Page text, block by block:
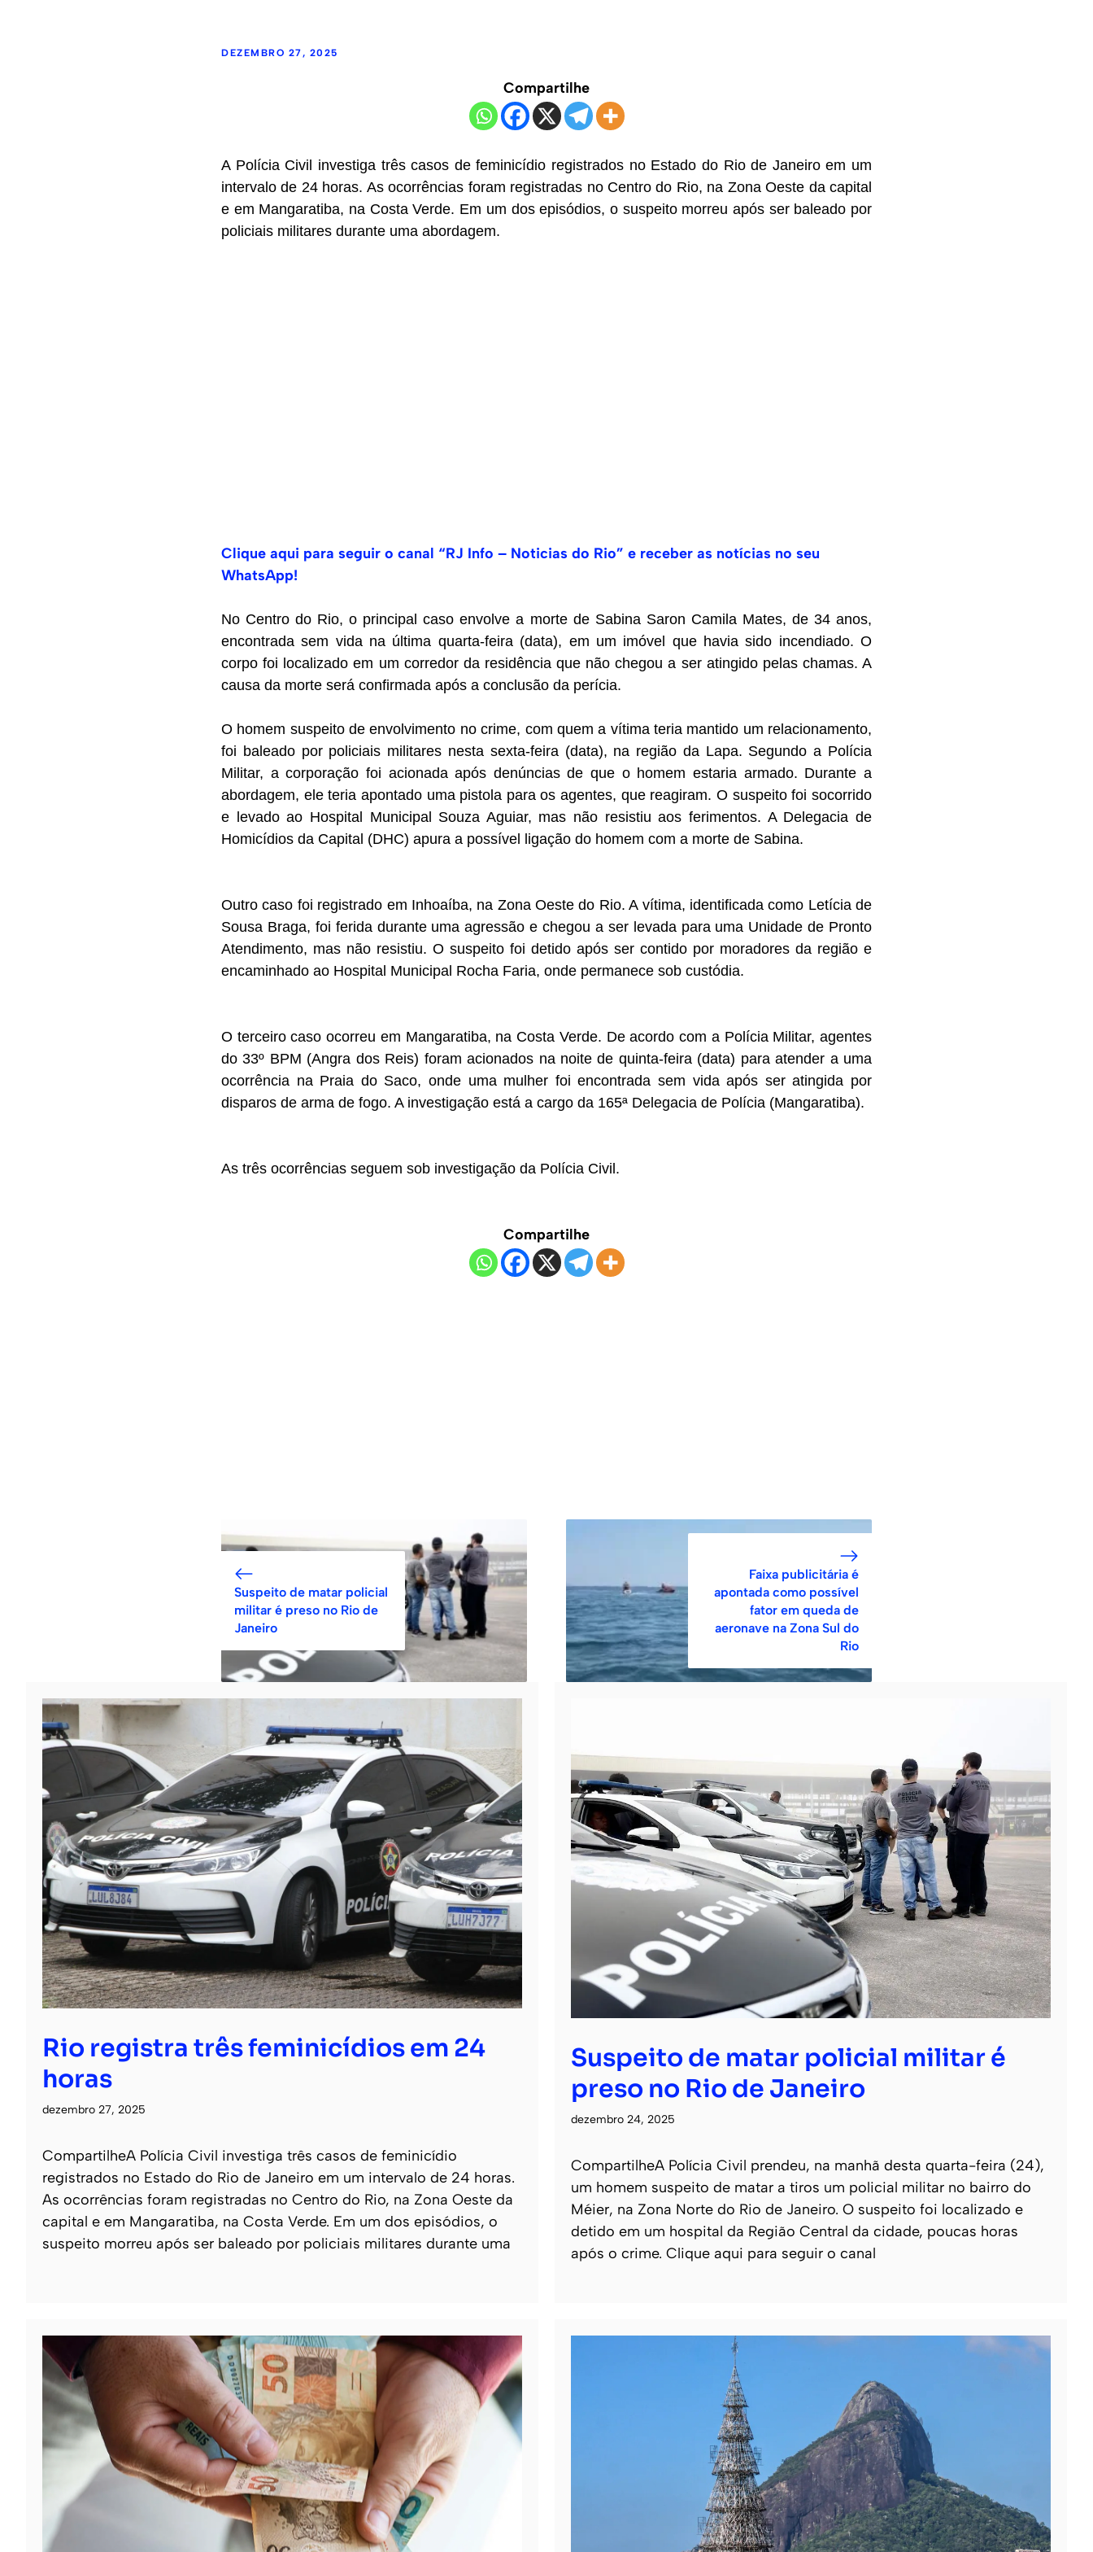
DEZEMBRO 27, 2025
Compartilhe
A Polícia Civil investiga três casos de feminicídio registrados no Estado do Rio de Janeiro em um
intervalo de 24 horas. As ocorrências foram registradas no Centro do Rio, na Zona Oeste da capital
e em Mangaratiba, na Costa Verde. Em um dos episódios, o suspeito morreu após ser baleado por
policiais militares durante uma abordagem.
Clique aqui para seguir o canal “RJ Info – Noticias do Rio” e receber as notícias no seu
WhatsApp!
No Centro do Rio, o principal caso envolve a morte de Sabina Saron Camila Mates, de 34 anos,
encontrada sem vida na última quarta-feira (data), em um imóvel que havia sido incendiado. O
corpo foi localizado em um corredor da residência que não chegou a ser atingido pelas chamas. A
causa da morte será confirmada após a conclusão da perícia.
O homem suspeito de envolvimento no crime, com quem a vítima teria mantido um relacionamento,
foi baleado por policiais militares nesta sexta-feira (data), na região da Lapa. Segundo a Polícia
Militar, a corporação foi acionada após denúncias de que o homem estaria armado. Durante a
abordagem, ele teria apontado uma pistola para os agentes, que reagiram. O suspeito foi socorrido
e levado ao Hospital Municipal Souza Aguiar, mas não resistiu aos ferimentos. A Delegacia de
Homicídios da Capital (DHC) apura a possível ligação do homem com a morte de Sabina.
Outro caso foi registrado em Inhoaíba, na Zona Oeste do Rio. A vítima, identificada como Letícia de
Sousa Braga, foi ferida durante uma agressão e chegou a ser levada para uma Unidade de Pronto
Atendimento, mas não resistiu. O suspeito foi detido após ser contido por moradores da região e
encaminhado ao Hospital Municipal Rocha Faria, onde permanece sob custódia.
O terceiro caso ocorreu em Mangaratiba, na Costa Verde. De acordo com a Polícia Militar, agentes
do 33º BPM (Angra dos Reis) foram acionados na noite de quinta-feira (data) para atender a uma
ocorrência na Praia do Saco, onde uma mulher foi encontrada sem vida após ser atingida por
disparos de arma de fogo. A investigação está a cargo da 165ª Delegacia de Polícia (Mangaratiba).
As três ocorrências seguem sob investigação da Polícia Civil.
Compartilhe
Suspeito de matar policial
militar é preso no Rio de
Janeiro
Faixa publicitária é
apontada como possível
fator em queda de
aeronave na Zona Sul do
Rio
Rio registra três feminicídios em 24
horas
dezembro 27, 2025
CompartilheA Polícia Civil investiga três casos de feminicídio
registrados no Estado do Rio de Janeiro em um intervalo de 24 horas.
As ocorrências foram registradas no Centro do Rio, na Zona Oeste da
capital e em Mangaratiba, na Costa Verde. Em um dos episódios, o
suspeito morreu após ser baleado por policiais militares durante uma
Suspeito de matar policial militar é
preso no Rio de Janeiro
dezembro 24, 2025
CompartilheA Polícia Civil prendeu, na manhã desta quarta-feira (24),
um homem suspeito de matar a tiros um policial militar no bairro do
Méier, na Zona Norte do Rio de Janeiro. O suspeito foi localizado e
detido em um hospital da Região Central da cidade, poucas horas
após o crime. Clique aqui para seguir o canal